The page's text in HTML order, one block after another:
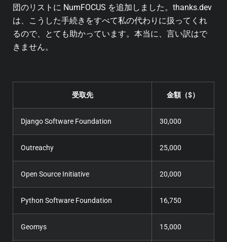
団のリストに NumFOCUS を追加しました。thanks.dev
は、こうした手続きをすべて私の代わりに扱ってくれ
るので、とても助かっています。本当に、言い訳はで
きません。
受取先 金額（$）
Django Software Foundation 30,000
Outreachy 25,000
Open Source Initiative 20,000
Python Software Foundation 16,750
Geomys 15,000